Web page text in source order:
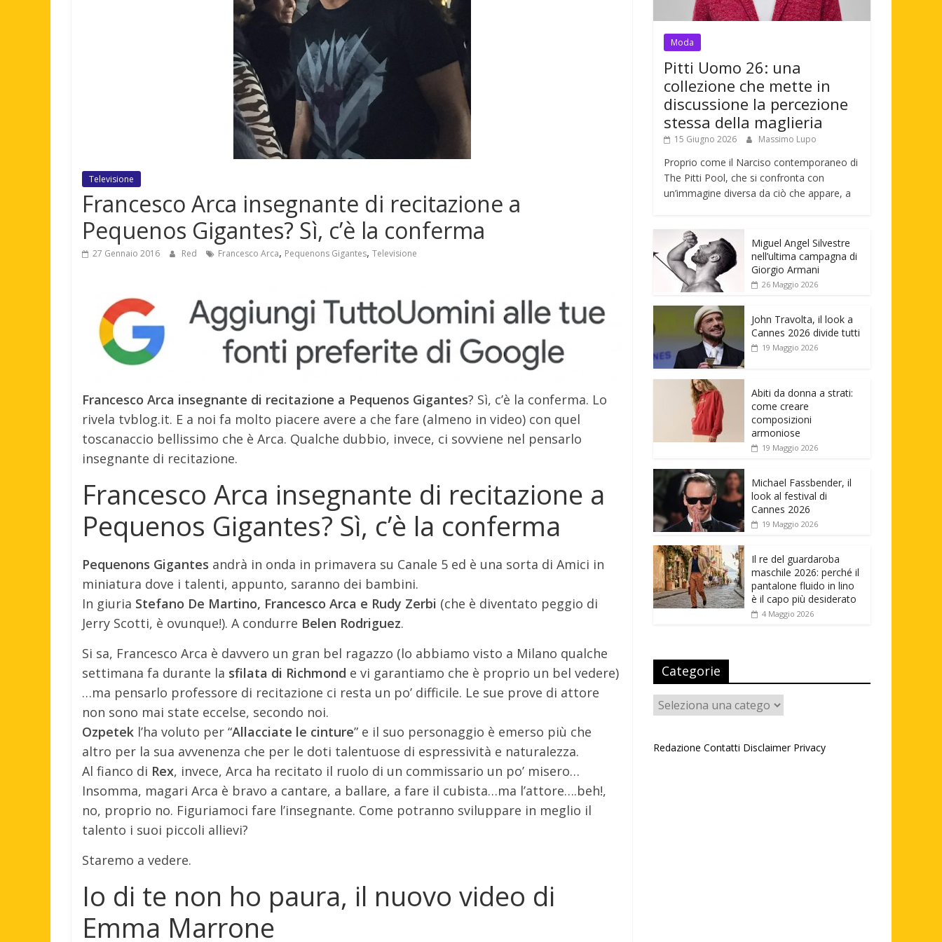
Televisione
Francesco Arca insegnante di recitazione a
Pequenos Gigantes? Sì, c’è la conferma
27 Gennaio 2016 Red Francesco Arca, Pequenons Gigantes, Televisione
Francesco Arca insegnante di recitazione a Pequenos Gigantes? Sì, c’è la conferma. Lo
rivela tvblog.it. E a noi fa molto piacere avere a che fare (almeno in video) con quel
toscanaccio bellissimo che è Arca. Qualche dubbio, invece, ci sovviene nel pensarlo
insegnante di recitazione.
Francesco Arca insegnante di recitazione a
Pequenos Gigantes? Sì, c’è la conferma
Pequenons Gigantes andrà in onda in primavera su Canale 5 ed è una sorta di Amici in
miniatura dove i talenti, appunto, saranno dei bambini.
In giuria Stefano De Martino, Francesco Arca e Rudy Zerbi (che è diventato peggio di
Jerry Scotti, è ovunque!). A condurre Belen Rodriguez.
Si sa, Francesco Arca è davvero un gran bel ragazzo (lo abbiamo visto a Milano qualche
settimana fa durante la sfilata di Richmond e vi garantiamo che è proprio un bel vedere)
…ma pensarlo professore di recitazione ci resta un po’ difficile. Le sue prove di attore
non sono mai state eccelse, secondo noi.
Ozpetek l’ha voluto per “Allacciate le cinture” e il suo personaggio è emerso più che
altro per la sua avvenenza che per le doti talentuose di espressività e naturalezza.
Al fianco di Rex, invece, Arca ha recitato il ruolo di un commissario un po’ misero…
Insomma, magari Arca è bravo a cantare, a ballare, a fare il cubista…ma l’attore….beh!,
no, proprio no. Figuriamoci fare l’insegnante. Come potranno sviluppare in meglio il
talento i suoi piccoli allievi?
Staremo a vedere.
Io di te non ho paura, il nuovo video di
Emma Marrone
Moda
Pitti Uomo 26: una
collezione che mette in
discussione la percezione
stessa della maglieria
15 Giugno 2026 Massimo Lupo
Proprio come il Narciso contemporaneo di
The Pitti Pool, che si confronta con
un’immagine diversa da ciò che appare, a
Miguel Angel Silvestre
nell’ultima campagna di
Giorgio Armani
26 Maggio 2026
John Travolta, il look a
Cannes 2026 divide tutti
19 Maggio 2026
Abiti da donna a strati:
come creare
composizioni
armoniose
19 Maggio 2026
Michael Fassbender, il
look al festival di
Cannes 2026
19 Maggio 2026
Il re del guardaroba
maschile 2026: perché il
pantalone fluido in lino
è il capo più desiderato
4 Maggio 2026
Categorie
Categorie
Redazione Contatti Disclaimer Privacy